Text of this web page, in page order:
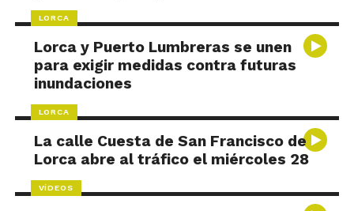
LORCA
Lorca y Puerto Lumbreras se unen
para exigir medidas contra futuras
inundaciones
LORCA
La calle Cuesta de San Francisco de
Lorca abre al tráfico el miércoles 28
VÍDEOS